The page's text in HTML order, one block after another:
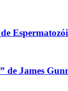
de James